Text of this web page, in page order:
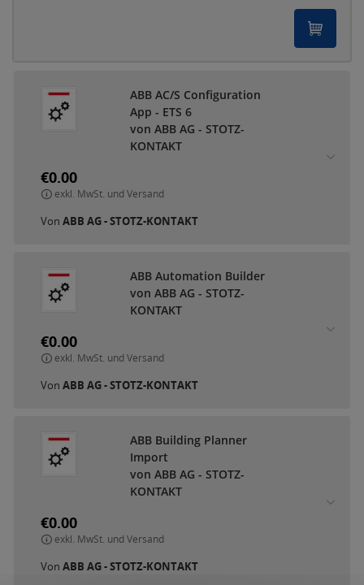
ABB AC/S Configuration
App - ETS 6
von ABB AG - STOTZ-
KONTAKT
€0.00
exkl. MwSt. und Versand
Von ABB AG - STOTZ-KONTAKT
ABB Automation Builder
von ABB AG - STOTZ-
KONTAKT
€0.00
exkl. MwSt. und Versand
Von ABB AG - STOTZ-KONTAKT
ABB Building Planner
Import
von ABB AG - STOTZ-
KONTAKT
€0.00
exkl. MwSt. und Versand
Von ABB AG - STOTZ-KONTAKT